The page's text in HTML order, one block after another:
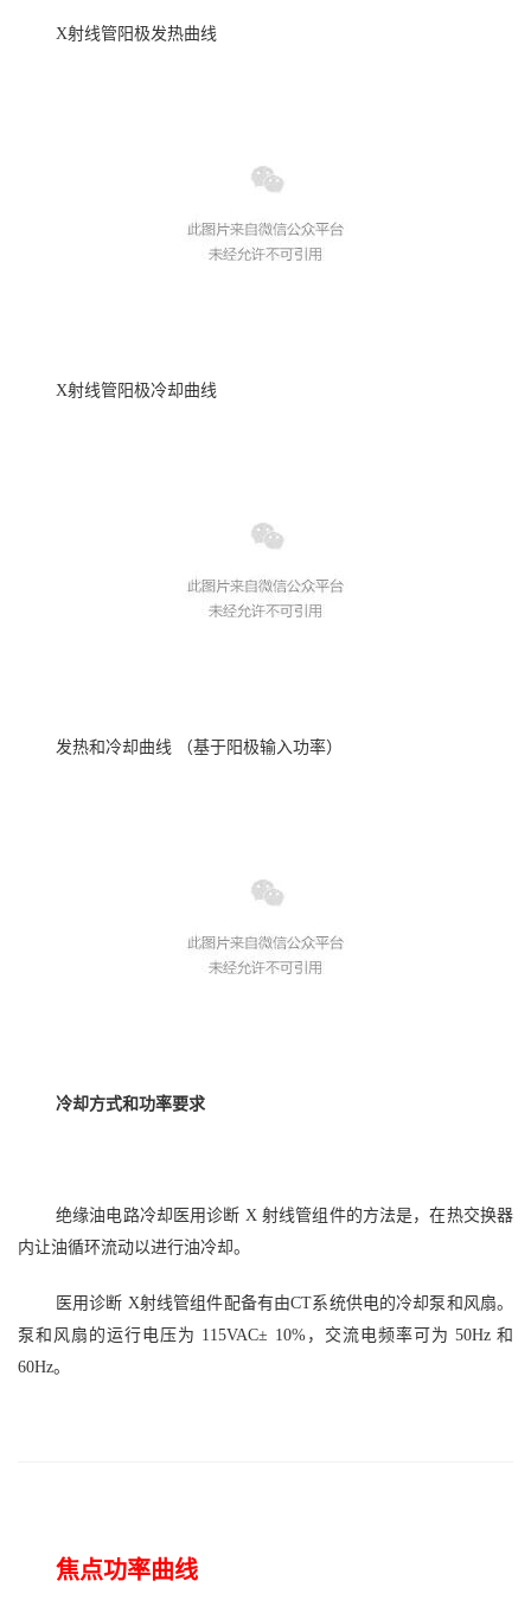
X射线管阳极发热曲线
X射线管阳极冷却曲线
发热和冷却曲线 （基于阳极输入功率）
冷却方式和功率要求
绝缘油电路冷却医用诊断 X 射线管组件的方法是，在热交换器
内让油循环流动以进行油冷却。
医用诊断 X射线管组件配备有由CT系统供电的冷却泵和风扇。
泵和风扇的运行电压为 115VAC± 10%，交流电频率可为 50Hz 和
60Hz。
焦点功率曲线